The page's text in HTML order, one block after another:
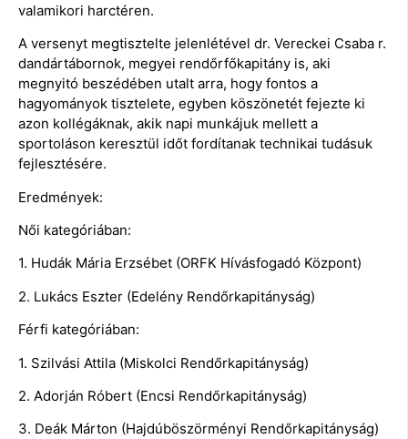
valamikori harctéren.
A versenyt megtisztelte jelenlétével dr. Vereckei Csaba r.
dandártábornok, megyei rendőrfőkapitány is, aki
megnyitó beszédében utalt arra, hogy fontos a
hagyományok tisztelete, egyben köszönetét fejezte ki
azon kollégáknak, akik napi munkájuk mellett a
sportoláson keresztül időt fordítanak technikai tudásuk
fejlesztésére.
Eredmények:
Női kategóriában:
1. Hudák Mária Erzsébet (ORFK Hívásfogadó Központ)
2. Lukács Eszter (Edelény Rendőrkapitányság)
Férfi kategóriában:
1. Szilvási Attila (Miskolci Rendőrkapitányság)
2. Adorján Róbert (Encsi Rendőrkapitányság)
3. Deák Márton (Hajdúböszörményi Rendőrkapitányság)